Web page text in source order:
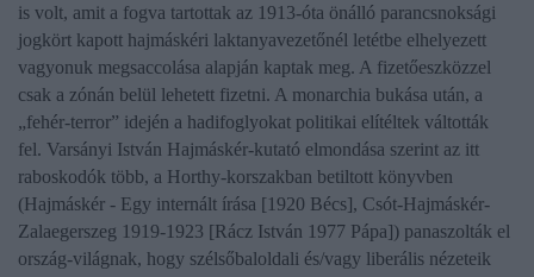
is volt, amit a fogva tartottak az 1913-óta önálló parancsnoksági
jogkört kapott hajmáskéri laktanyavezetőnél letétbe elhelyezett
vagyonuk megsaccolása alapján kaptak meg. A fizetőeszközzel
csak a zónán belül lehetett fizetni. A monarchia bukása után, a
„fehér-terror” idején a hadifoglyokat politikai elítéltek váltották
fel. Varsányi István Hajmáskér-kutató elmondása szerint az itt
raboskodók több, a Horthy-korszakban betiltott könyvben
(Hajmáskér - Egy internált írása [1920 Bécs], Csót-Hajmáskér-
Zalaegerszeg 1919-1923 [Rácz István 1977 Pápa]) panaszolták el
ország-világnak, hogy szélsőbaloldali és/vagy liberális nézeteik